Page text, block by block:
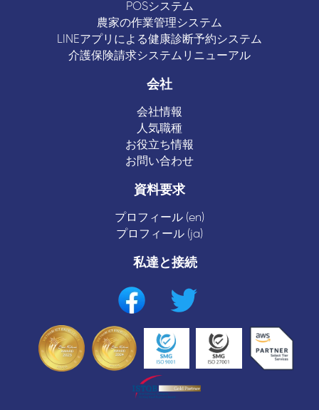
POSシステム
農家の作業管理システム
LINEアプリによる健康診断予約システム
介護保険請求システムリニューアル
会社
会社情報
人気職種
お役立ち情報
お問い合わせ
資料要求
プロフィール (en)
プロフィール (ja)
私達と接続